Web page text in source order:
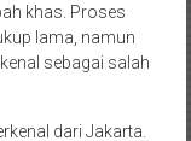
khas. Proses
lama, namun
sebagai salah
dari Jakarta.